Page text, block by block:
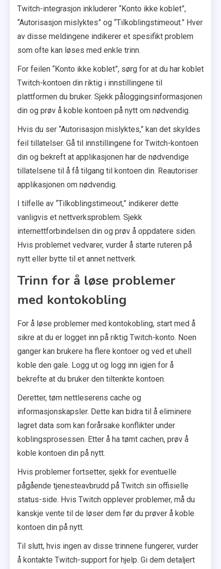
Twitch-integrasjon inkluderer “Konto ikke koblet”,
“Autorisasjon mislyktes” og “Tilkoblingstimeout.” Hver
av disse meldingene indikerer et spesifikt problem
som ofte kan løses med enkle trinn.
For feilen “Konto ikke koblet”, sørg for at du har koblet
Twitch-kontoen din riktig i innstillingene til
plattformen du bruker. Sjekk påloggingsinformasjonen
din og prøv å koble kontoen på nytt om nødvendig.
Hvis du ser “Autorisasjon mislyktes,” kan det skyldes
feil tillatelser. Gå til innstillingene for Twitch-kontoen
din og bekreft at applikasjonen har de nødvendige
tillatelsene til å få tilgang til kontoen din. Reautoriser
applikasjonen om nødvendig.
I tilfelle av “Tilkoblingstimeout,” indikerer dette
vanligvis et nettverksproblem. Sjekk
internettforbindelsen din og prøv å oppdatere siden.
Hvis problemet vedvarer, vurder å starte ruteren på
nytt eller bytte til et annet nettverk.
Trinn for å løse problemer
med kontokobling
For å løse problemer med kontokobling, start med å
sikre at du er logget inn på riktig Twitch-konto. Noen
ganger kan brukere ha flere kontoer og ved et uhell
koble den gale. Logg ut og logg inn igjen for å
bekrefte at du bruker den tiltenkte kontoen.
Deretter, tøm nettleserens cache og
informasjonskapsler. Dette kan bidra til å eliminere
lagret data som kan forårsake konflikter under
koblingsprosessen. Etter å ha tømt cachen, prøv å
koble kontoen din på nytt.
Hvis problemer fortsetter, sjekk for eventuelle
pågående tjenesteavbrudd på Twitch sin offisielle
status-side. Hvis Twitch opplever problemer, må du
kanskje vente til de løser dem før du prøver å koble
kontoen din på nytt.
Til slutt, hvis ingen av disse trinnene fungerer, vurder
å kontakte Twitch-support for hjelp. Gi dem detaljert